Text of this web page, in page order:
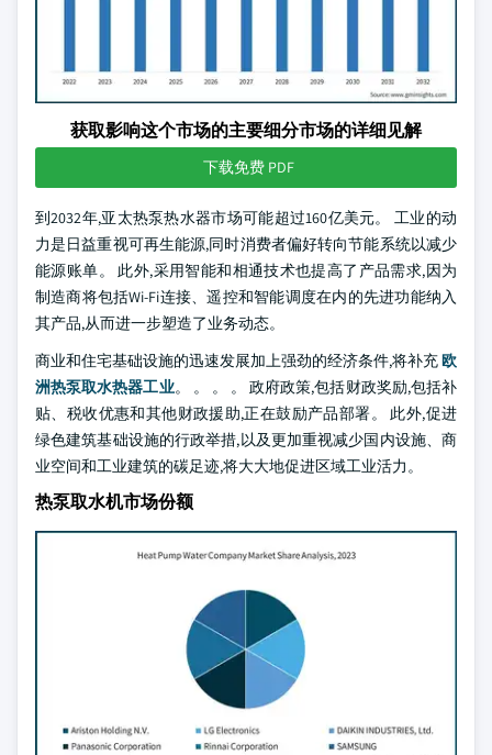
获取影响这个市场的主要细分市场的详细见解
下载免费 PDF
到2032年,亚太热泵热水器市场可能超过160亿美元。 工业的动
力是日益重视可再生能源,同时消费者偏好转向节能系统以减少
能源账单。 此外,采用智能和相通技术也提高了产品需求,因为
制造商将包括Wi-Fi连接、遥控和智能调度在内的先进功能纳入
其产品,从而进一步塑造了业务动态。
商业和住宅基础设施的迅速发展加上强劲的经济条件,将补充欧
洲热泵取水热器工业。 。 。 。 政府政策,包括财政奖励,包括补
贴、税收优惠和其他财政援助,正在鼓励产品部署。 此外,促进
绿色建筑基础设施的行政举措,以及更加重视减少国内设施、商
业空间和工业建筑的碳足迹,将大大地促进区域工业活力。
热泵取水机市场份额